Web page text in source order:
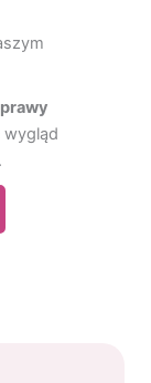
wygląd